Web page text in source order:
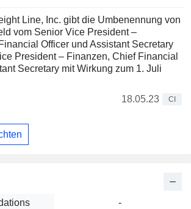
Line, Inc. gibt die Umbenennung von
vom Senior Vice President –
Officer und Assistant Secretary
President – Finanzen, Chief Financial
Secretary mit Wirkung zum 1. Juli
18.05.23
CI
-